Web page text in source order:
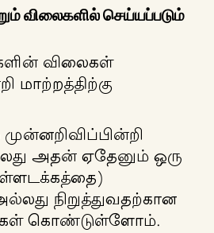
விலைகளில் செய்யப்படும்
விலைகள்
மாற்றத்திற்கு
அதன் ஏதேனும் ஒரு
நிறுத்துவதற்கான
கொண்டுள்ளோம்.